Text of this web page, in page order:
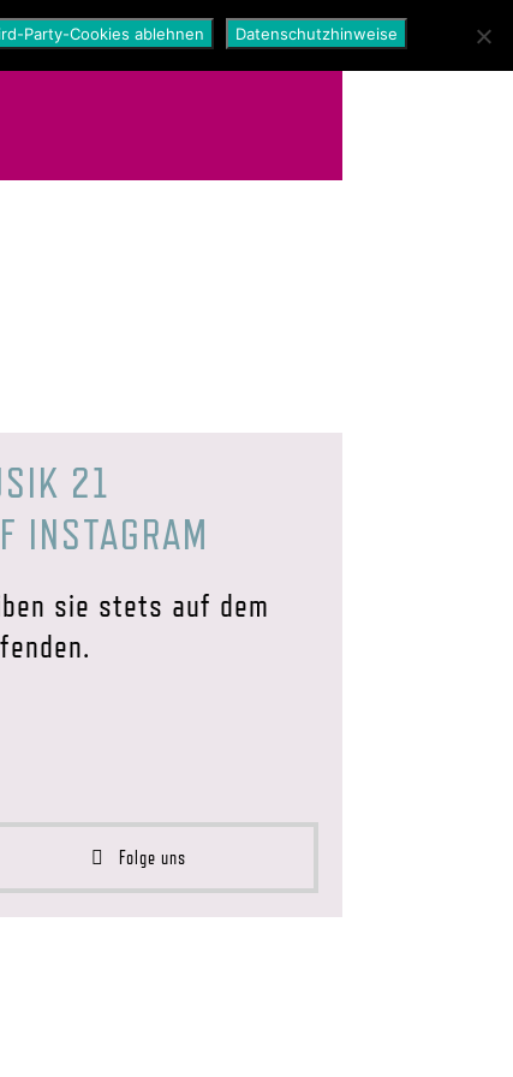
21
INSTAGRAM
sie stets auf dem
Folge uns
Party-Cookies ablehnen Datenschutzhinweise